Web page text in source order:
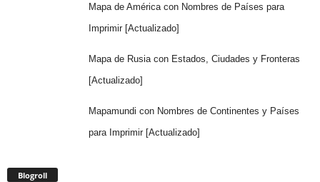
Mapa de América con Nombres de Países para
Imprimir [Actualizado]
Mapa de Rusia con Estados, Ciudades y Fronteras
[Actualizado]
Mapamundi con Nombres de Continentes y Países
para Imprimir [Actualizado]
Blogroll